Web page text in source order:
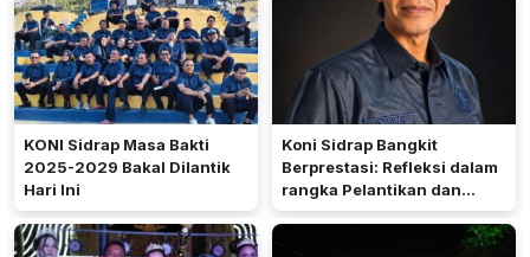
KONI Sidrap Masa Bakti
2025-2029 Bakal Dilantik
Hari Ini
Koni Sidrap Bangkit
Berprestasi: Refleksi dalam
rangka Pelantikan dan
Rakerda 2026